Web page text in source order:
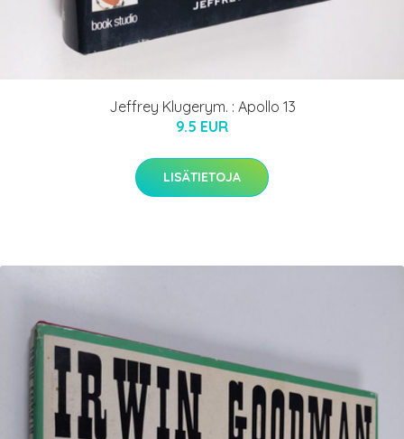
Jeffrey Klugerym. : Apollo 13
9.5 EUR
LISÄTIETOJA